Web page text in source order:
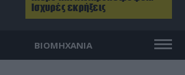
Ισχυρές εκρήξεις
ΒΙΟΜΗΧΑΝΙΑ